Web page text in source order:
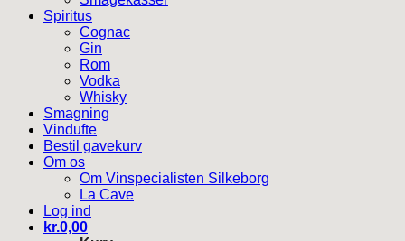
Spiritus
Cognac
Gin
Rom
Vodka
Whisky
Smagning
Vindufte
Bestil gavekurv
Om os
Om Vinspecialisten Silkeborg
La Cave
Log ind
kr.0,00